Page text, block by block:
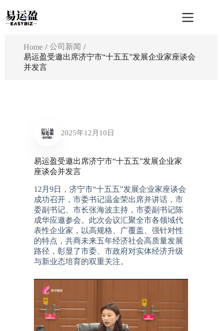
至
内
Home / 公司新闻 /
易运盈受邀出席济宁市“十五五”发展企业家座谈会
并发言
2025年12月10日
易运盈受邀出席济宁市“十五五”发展企业家
座谈会并发言
12月9日，济宁市“十五五”发展企业家座谈会
成功召开，市委书记温金荣出席并讲话，市
委副书记、市长张海波主持，市委副书记陈
成华应邀参会。此次会议汇聚全市各领域代
表性企业家，以高规格、广覆盖、强针对性
的特点，共商未来五年经济社会高质量发展
路径，彰显了市委、市政府对实体经济升级
与新业态培育的双重关注。